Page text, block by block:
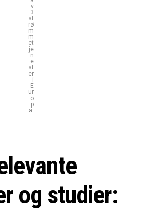
v
3
st
rø
m
m
et
je
n
e
st
er
i
E
ur
o
p
a.
og studier: